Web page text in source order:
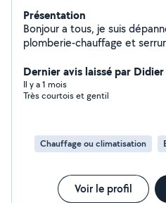
Présentation
Bonjour a tous, je suis
plomberie-chauffage et
alentours avec une plage
je ne suis pas déjà en
contacter en cas de besoin.
Dernier avis laissé par
Il y a 1 mois
Très courtois et gentil
Chauffage ou climatisation
Voir le profil